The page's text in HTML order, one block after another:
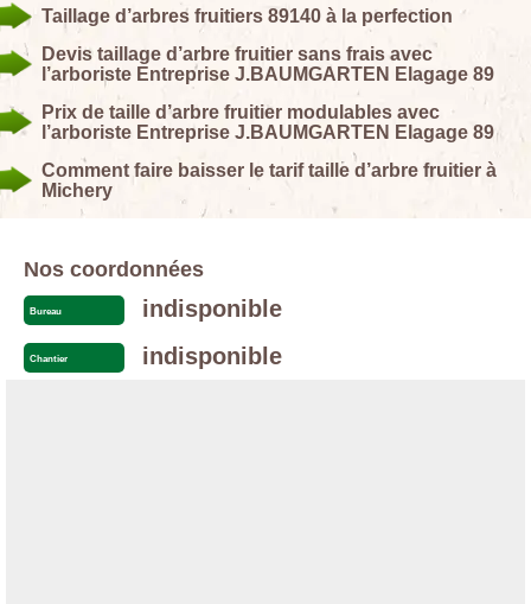
Taillage d’arbres fruitiers 89140 à la perfection
Devis taillage d’arbre fruitier sans frais avec
l’arboriste Entreprise J.BAUMGARTEN Elagage 89
Prix de taille d’arbre fruitier modulables avec
l’arboriste Entreprise J.BAUMGARTEN Elagage 89
Comment faire baisser le tarif taille d’arbre fruitier à
Michery
Nos coordonnées
Bureau indisponible
Chantier indisponible